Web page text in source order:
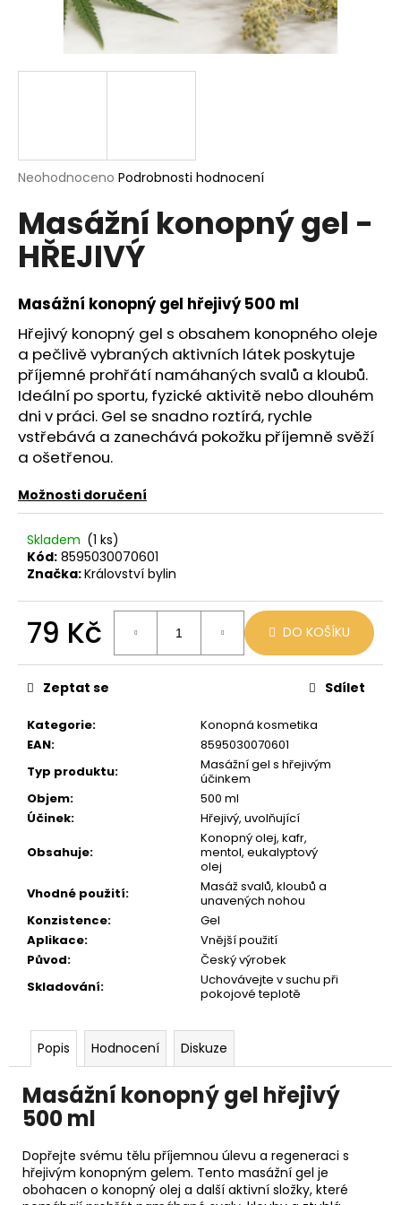
Průměrné
produktu
je
0,0
hvězdiček.
Neohodnoceno Podrobnosti hodnocení
Masážní konopný gel -
HŘEJIVÝ
Masážní konopný gel hřejivý 500 ml
Hřejivý konopný gel s obsahem konopného oleje
a pečlivě vybraných aktivních látek poskytuje
příjemné prohřátí namáhaných svalů a kloubů.
Ideální po sportu, fyzické aktivitě nebo dlouhém
dni v práci. Gel se snadno roztírá, rychle
vstřebává a zanechává pokožku příjemně svěží
a ošetřenou.
Možnosti doručení
Skladem (1 ks)
Kód: 8595030070601
Značka:Království bylin
79 Kč
cena:
DO KOŠÍKU
Kategorie:
Konopná kosmetika
EAN:
8595030070601
Typ produktu:
Masážní gel s hřejivým
účinkem
Objem:
500 ml
Účinek:
Hřejivý, uvolňující
Obsahuje:
Konopný olej, kafr,
mentol, eukalyptový
olej
Vhodné použití:
Masáž svalů, kloubů a
unavených nohou
Konzistence:
Gel
Aplikace:
Vnější použití
Původ:
Český výrobek
Skladování:
Uchovávejte v suchu při
pokojové teplotě
Zeptat se Sdílet
Popis Hodnocení Diskuze
Masážní konopný gel hřejivý
500 ml
Dopřejte svému tělu příjemnou úlevu a regeneraci s
hřejivým konopným gelem. Tento masážní gel je
obohacen o konopný olej a další aktivní složky, které
í
HLEDAT
o
p
o
r
u
č
u
j
e
e
LIO
POD
MIX
59
Kč
99
Kč